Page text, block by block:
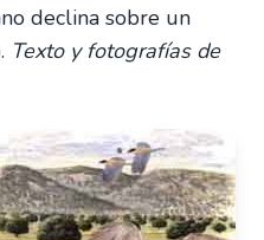
declina sobre un
Texto y fotografías de